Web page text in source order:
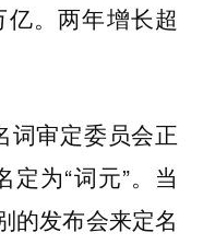
亿。两年增长超
词审定委员会正
定为“词元”。当
的发布会来定名